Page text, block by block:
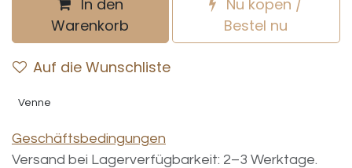
In den
Warenkorb
Nu kopen /
Bestel nu
Auf die Wunschliste
Venne
Geschäftsbedingungen
Versand bei Lagerverfügbarkeit: 2–3 Werktage.